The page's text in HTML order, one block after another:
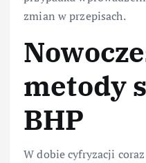
zmian w przepisach.
metody
BHP
W dobie cyfryzacji